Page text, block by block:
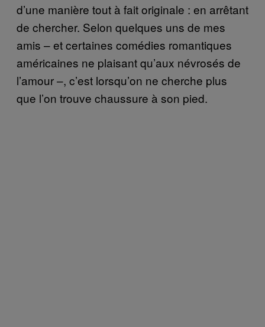
d’une manière tout à fait originale : en arrêtant
de chercher. Selon quelques uns de mes
amis – et certaines comédies romantiques
américaines ne plaisant qu’aux névrosés de
l’amour –, c’est lorsqu’on ne cherche plus
que l’on trouve chaussure à son pied.